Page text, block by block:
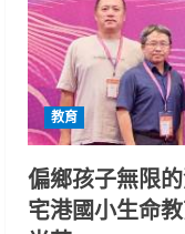
教育
偏鄉孩子無限
宅港國小生命